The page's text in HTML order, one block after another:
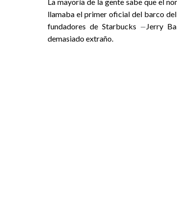
llamaba el primer oficial del barco
fundadores de Starbucks — Jerry
demasiado extraño.